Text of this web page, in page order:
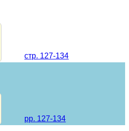
стр. 127-134
pp. 127-134